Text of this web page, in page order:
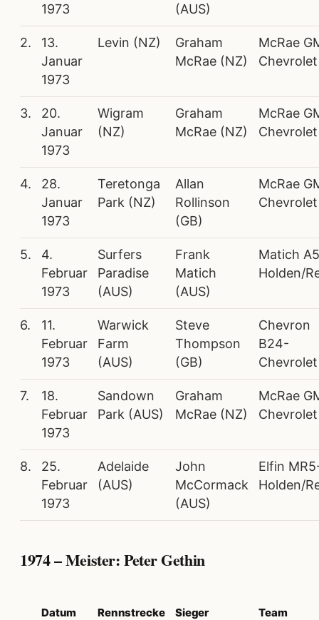
1973 (AUS)
2.
13.
Januar
1973
Levin (NZ)
Graham
McRae (NZ)
McRae
Chevrolet
3.
20.
Januar
1973
Wigram
(NZ)
Graham
McRae (NZ)
McRae
Chevrolet
4.
28.
Januar
1973
Teretonga
Park (NZ)
Allan
Rollinson
(GB)
McRae
Chevrolet
5.
4.
Februar
1973
Surfers
Paradise
(AUS)
Frank
Matich
(AUS)
Matich
Holden/
6.
11.
Februar
1973
Warwick
Farm
(AUS)
Steve
Thompson
(GB)
Chevron
B24-
Chevrolet
7.
18.
Februar
1973
Sandown
Park (AUS)
Graham
McRae (NZ)
McRae
Chevrolet
8.
25.
Februar
1973
Adelaide
(AUS)
John
McCormack
(AUS)
Elfin
Holden/
1974 – Meister: Peter Gethin
Datum Rennstrecke Sieger Team